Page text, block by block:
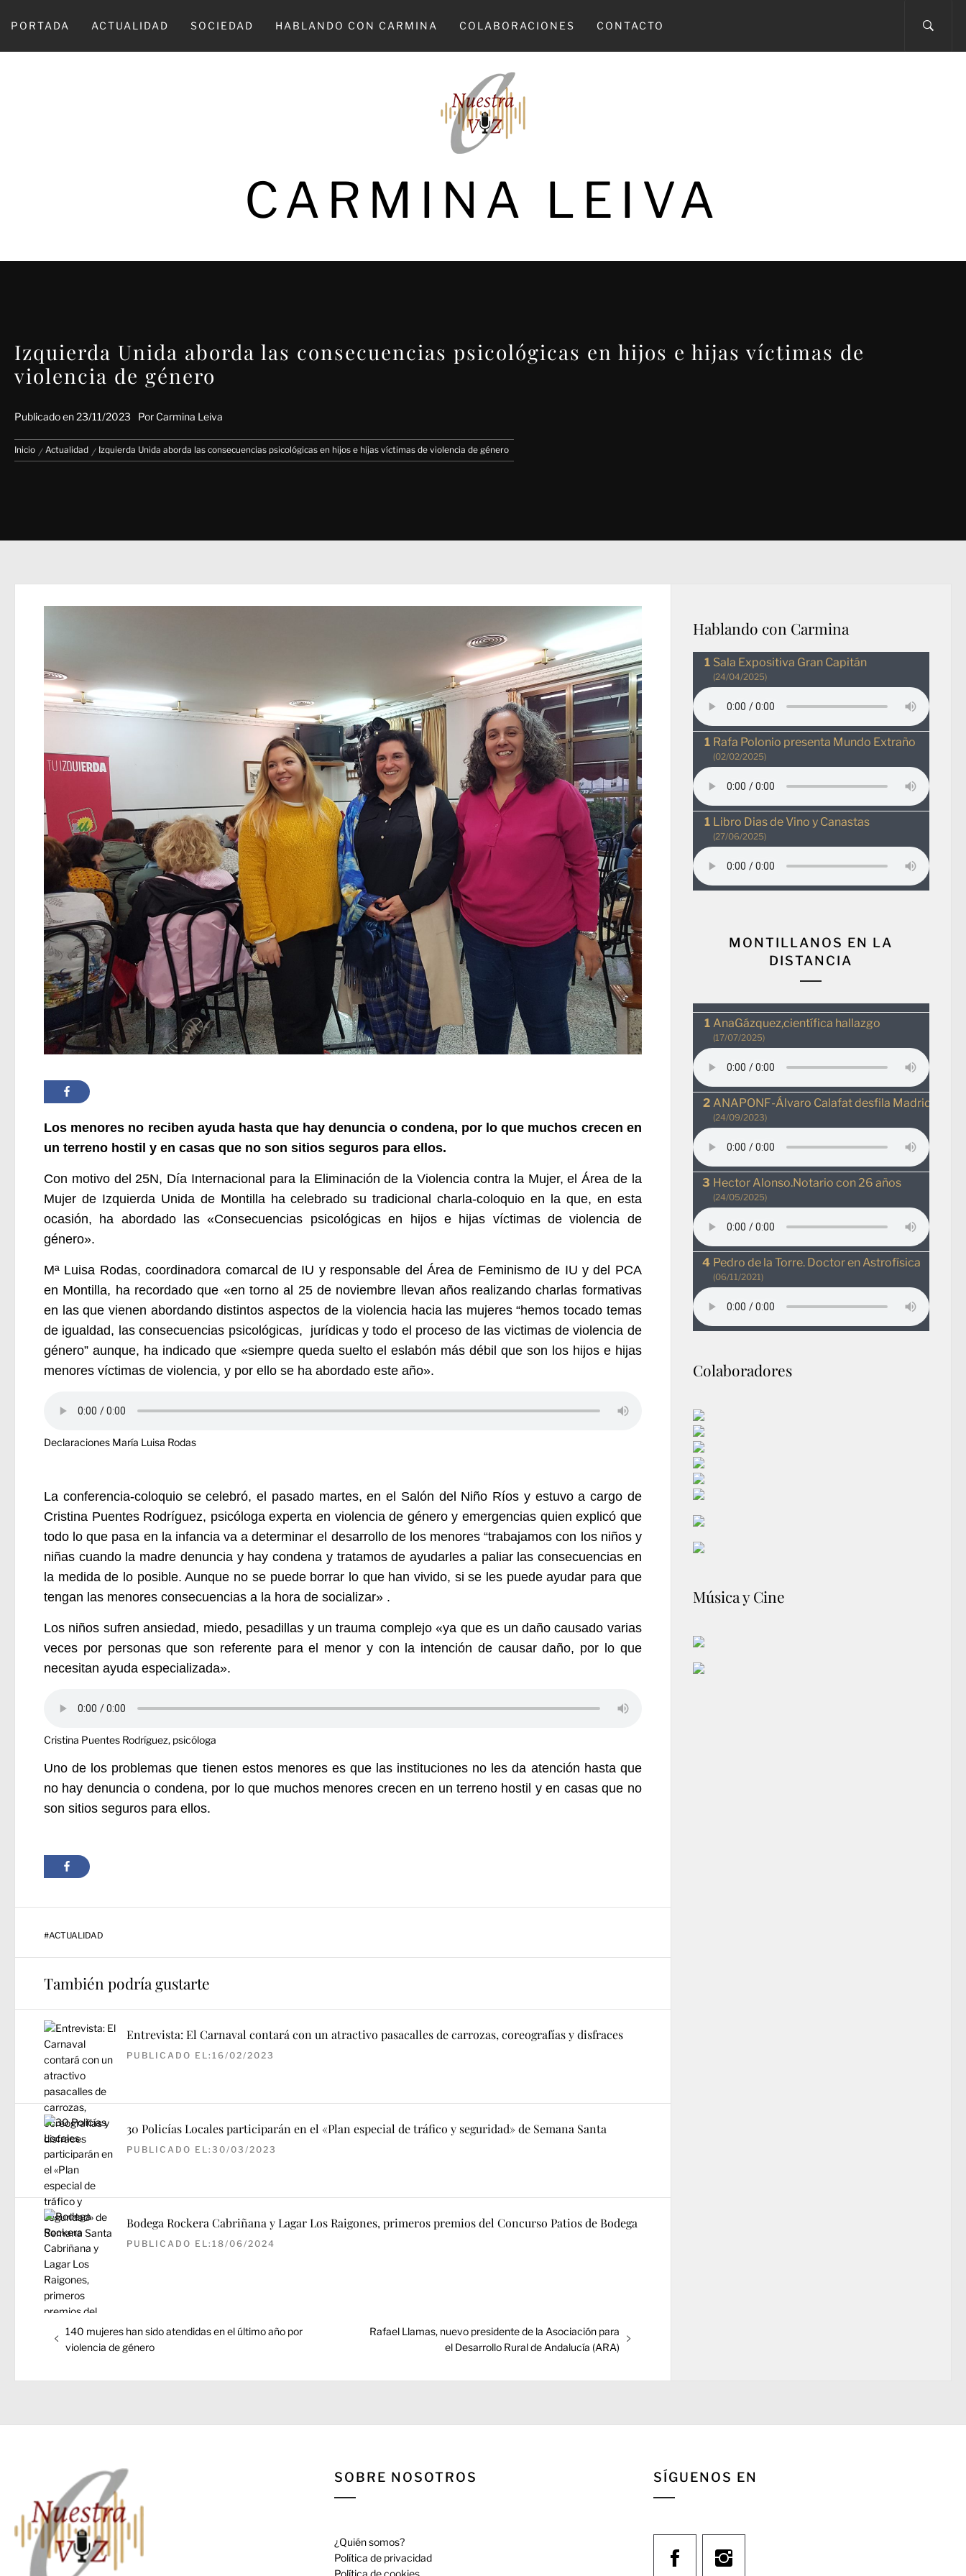
PORTADA ACTUALIDAD SOCIEDAD HABLANDO CON CARMINA COLABORACIONES CONTACTO
CARMINA LEIVA
Izquierda Unida aborda las consecuencias psicológicas en hijos e hijas víctimas de
violencia de género
Publicado en23/11/2023 Por Carmina Leiva
Inicio Actualidad Izquierda Unida aborda las consecuencias psicológicas en hijos e hijas víctimas de violencia de género
Los menores no reciben ayuda hasta que hay denuncia o condena, por lo que muchos crecen en
un terreno hostil y en casas que no son sitios seguros para ellos.
Con motivo del 25N, Día Internacional para la Eliminación de la Violencia contra la Mujer, el Área de la
Mujer de Izquierda Unida de Montilla ha celebrado su tradicional charla-coloquio en la que, en esta
ocasión, ha abordado las «Consecuencias psicológicas en hijos e hijas víctimas de violencia de
género».
Mª Luisa Rodas, coordinadora comarcal de IU y responsable del Área de Feminismo de IU y del PCA
en Montilla, ha recordado que «en torno al 25 de noviembre llevan años realizando charlas formativas
en las que vienen abordando distintos aspectos de la violencia hacia las mujeres “hemos tocado temas
de igualdad, las consecuencias psicológicas, jurídicas y todo el proceso de las victimas de violencia de
género” aunque, ha indicado que «siempre queda suelto el eslabón más débil que son los hijos e hijas
menores víctimas de violencia, y por ello se ha abordado este año».
Declaraciones María Luisa Rodas
La conferencia-coloquio se celebró, el pasado martes, en el Salón del Niño Ríos y estuvo a cargo de
Cristina Puentes Rodríguez, psicóloga experta en violencia de género y emergencias quien explicó que
todo lo que pasa en la infancia va a determinar el desarrollo de los menores “trabajamos con los niños y
niñas cuando la madre denuncia y hay condena y tratamos de ayudarles a paliar las consecuencias en
la medida de lo posible. Aunque no se puede borrar lo que han vivido, si se les puede ayudar para que
tengan las menores consecuencias a la hora de socializar» .
Los niños sufren ansiedad, miedo, pesadillas y un trauma complejo «ya que es un daño causado varias
veces por personas que son referente para el menor y con la intención de causar daño, por lo que
necesitan ayuda especializada».
Cristina Puentes Rodríguez, psicóloga
Uno de los problemas que tienen estos menores es que las instituciones no les da atención hasta que
no hay denuncia o condena, por lo que muchos menores crecen en un terreno hostil y en casas que no
son sitios seguros para ellos.
#ACTUALIDAD
También podría gustarte
Entrevista: El Carnaval contará con un atractivo pasacalles de carrozas, coreografías y disfraces
PUBLICADO EL:16/02/2023
30 Policías Locales participarán en el «Plan especial de tráfico y seguridad» de Semana Santa
PUBLICADO EL:30/03/2023
Bodega Rockera Cabriñana y Lagar Los Raigones, primeros premios del Concurso Patios de Bodega
PUBLICADO EL:18/06/2024
Navegación
de
Entrada
anterior:
140 mujeres han sido atendidas en el último año por
violencia de género
Entrada
Rafael Llamas, nuevo presidente de la Asociación para
el Desarrollo Rural de Andalucía (ARA)
Hablando con Carmina
Sala Expositiva Gran Capitán
(24/04/2025)
Rafa Polonio presenta Mundo Extraño
(02/02/2025)
Libro Dias de Vino y Canastas
(27/06/2025)
MONTILLANOS EN LA
DISTANCIA
AnaGázquez,científica hallazgo
(17/07/2025)
ANAPONF-Álvaro Calafat desfila MadridRio
(24/09/2023)
Hector Alonso.Notario con 26 años
(24/05/2025)
Pedro de la Torre. Doctor en Astrofísica
(06/11/2021)
Colaboradores
Música y Cine
SOBRE NOSOTROS
¿Quién somos?
Política de privacidad
Política de cookies
SÍGUENOS EN